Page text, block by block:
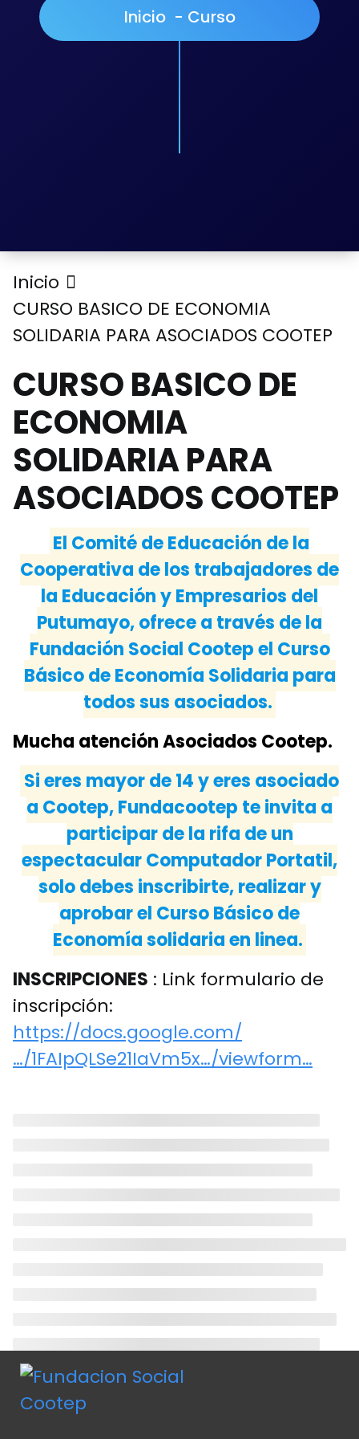
Inicio- Curso
Inicio
CURSO BASICO DE ECONOMIA
SOLIDARIA PARA ASOCIADOS COOTEP
CURSO BASICO DE
ECONOMIA
SOLIDARIA PARA
ASOCIADOS COOTEP
El Comité de Educación de la
Cooperativa de los trabajadores de
la Educación y Empresarios del
Putumayo, ofrece a través de la
Fundación Social Cootep el Curso
Básico de Economía Solidaria para
todos sus asociados.
Mucha atención Asociados Cootep.
Si eres mayor de 14 y eres asociado
a Cootep, Fundacootep te invita a
participar de la rifa de un
espectacular Computador Portatil,
solo debes inscribirte, realizar y
aprobar el Curso Básico de
Economía solidaria en linea.
INSCRIPCIONES : Link formulario de
inscripción:
https://docs.google.com/
…/1FAIpQLSe21IaVm5x…/viewform…